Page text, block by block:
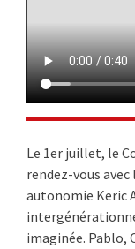
Le 1er juillet, le
rendez-vous
autonomie Keric
imaginée. Pablo,